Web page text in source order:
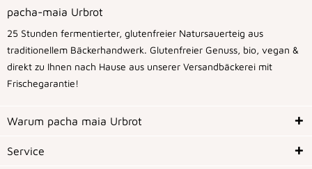
pacha-maia Urbrot
25 Stunden fermentierter, glutenfreier Natursauerteig aus
traditionellem Bäckerhandwerk. Glutenfreier Genuss, bio, vegan &
direkt zu Ihnen nach Hause aus unserer Versandbäckerei mit
Frischegarantie!
Warum pacha maia Urbrot
Service